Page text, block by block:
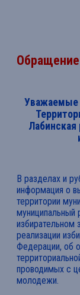
Уважаемые
Лабинская
В разделах и
информация о
территории
муниципальный
избирательном
реализации
Федерации, об
проводимых с
молодежи.